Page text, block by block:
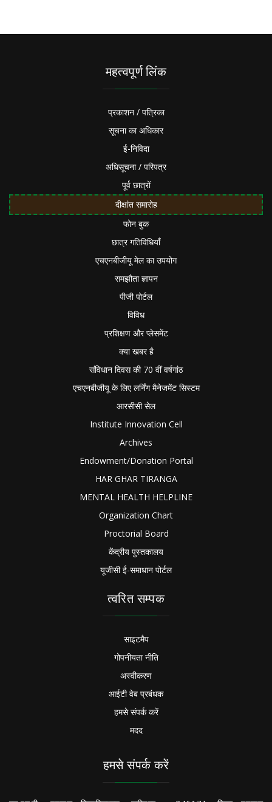
महत्वपूर्ण लिंक
प्रकाशन / पत्रिका
सूचना का अधिकार
ई-निविदा
अधिसूचना / परिपत्र
पूर्व छात्रों
दीक्षांत समारोह
फोन बुक
छात्र गतिविधियाँ
एचएनबीजीयू मेल का उपयोग
समझौता ज्ञापन
पीजी पोर्टल
विविध
प्रशिक्षण और प्लेसमेंट
क्या खबर है
संविधान दिवस की 70 वीं वर्षगांठ
एचएनबीजीयू के लिए लर्निंग मैनेजमेंट सिस्टम
आरसीसी सेल
Institute Innovation Cell
Archives
Endowment/Donation Portal
HAR GHAR TIRANGA
MENTAL HEALTH HELPLINE
Organization Chart
Proctorial Board
केंद्रीय पुस्तकालय
यूजीसी ई-समाधान पोर्टल
त्वरित सम्पक
साइटमैप
गोपनीयता नीति
अस्वीकरण
आईटी वेब प्रबंधक
हमसे संपर्क करें
मदद
हमसे संपर्क करें